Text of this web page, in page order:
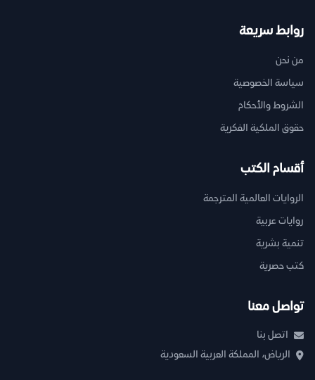
روابط سريعة
من نحن
سياسة الخصوصية
الشروط والأحكام
حقوق الملكية الفكرية
أقسام الكتب
الروايات العالمية المترجمة
روايات عربية
تنمية بشرية
كتب حصرية
تواصل معنا
اتصل بنا
الرياض، المملكة العربية السعودية